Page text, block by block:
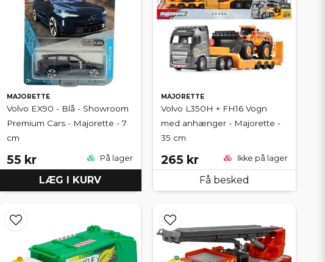
MAJORETTE
Volvo EX90 - Blå - Showroom
Premium Cars - Majorette - 7
cm
55 kr På lager
LÆG I KURV
MAJORETTE
Volvo L350H + FH16 Vogn
med anhænger - Majorette -
35 cm
265 kr Ikke på lager
Få besked